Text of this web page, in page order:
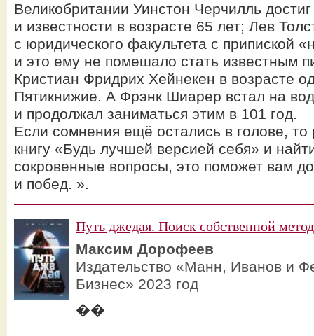
Великобритании Уинстон Черчилль
и известности в возрасте 65 лет; Лев
с юридического факультета с припиской
и это ему не помешало стать известным
Кристиан Фридрих Хейнекен в возрасте
Пятикнижие. А Фрэнк Шиарер встал на
и продолжал заниматься этим в 101 год.
Если сомнения ещё остались в голове,
книгу «Будь лучшей версией себя» и
сокровенные вопросы, это поможет вам
и побед. ».
Путь джедая. Поиск собственной
Максим Дорофеев
Издательство «Манн, Иванов и
Бизнес» 2023 год
��